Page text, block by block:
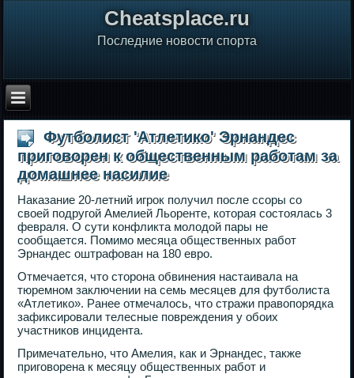
Сheatsplace.ru
Последние новости спорта
Футболист 'Атлетико' Эрнандес
приговорен к общественным работам за
домашнее насилие
Наказание 20-летний игрок получил после ссоры со
своей подругой Амелией Льоренте, которая состоялась 3
февраля. О сути конфликта молодой пары не
сообщается. Помимо месяца общественных работ
Эрнандес оштрафован на 180 евро.
Отмечается, что сторона обвинения настаивала на
тюремном заключении на семь месяцев для футболиста
«Атлетико». Ранее отмечалось, что стражи правопорядка
зафиксировали телесные повреждения у обоих
участников инцидента.
Примечательно, что Амелия, как и Эрнандес, также
приговорена к месяцу общественных работ и